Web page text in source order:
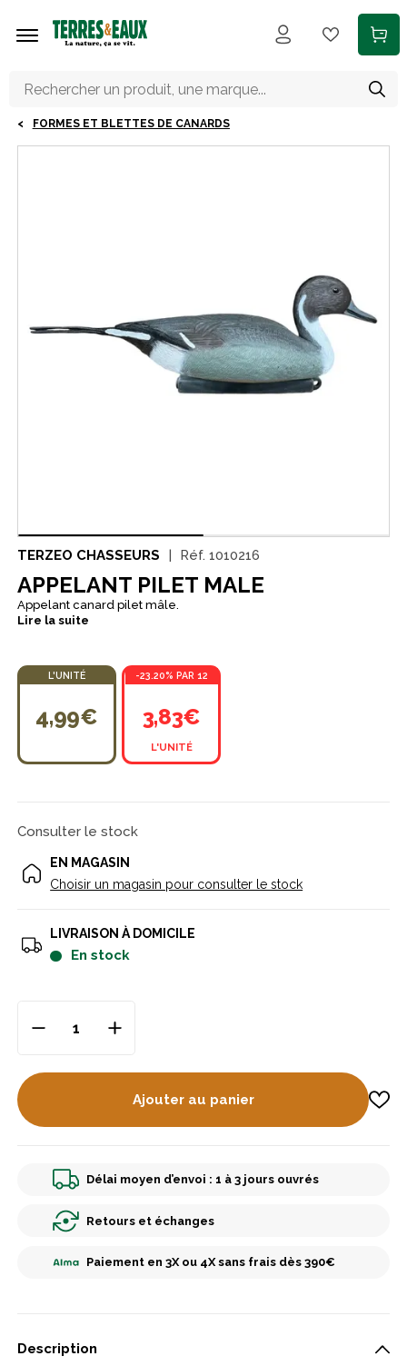
FORMES ET BLETTES DE CANARDS
TERZEO CHASSEURS Réf. 1010216
APPELANT PILET MALE
Appelant canard pilet mâle.
Lire la suite
L'UNITÉ
4,99€
-23.20% PAR 12
3,83€
L'UNITÉ
Consulter le stock
EN MAGASIN
Choisir un magasin pour consulter le stock
LIVRAISON À DOMICILE
en stock
Ajouter au panier
Délai moyen d’envoi : 1 à 3 jours ouvrés
Retours et échanges
Paiement en 3X ou 4X sans frais dès 390€
Description